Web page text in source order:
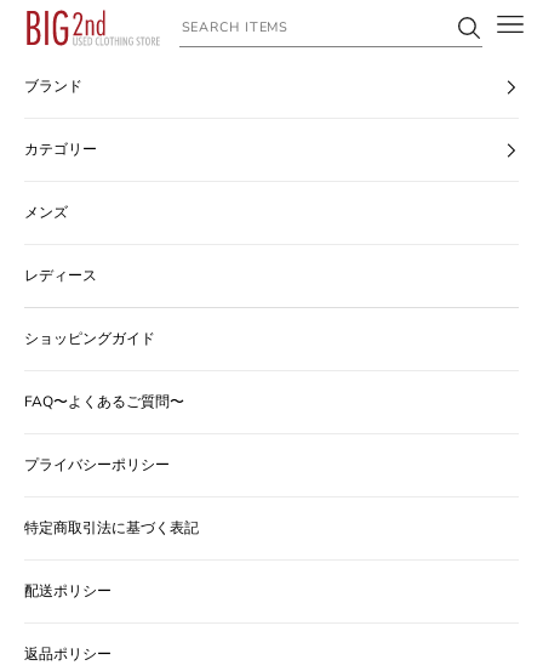
コンテンツへスキップ
ヴィンテージ古着のオンライン通販なら【公式】古着屋BIG2nd
ブランド
カテゴリー
メンズ
レディース
ショッピングガイド
FAQ〜よくあるご質問〜
プライバシーポリシー
特定商取引法に基づく表記
配送ポリシー
返品ポリシー